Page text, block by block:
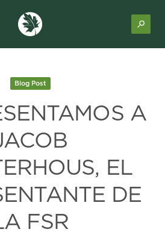
Blog Post
A
EL
DE
FSR